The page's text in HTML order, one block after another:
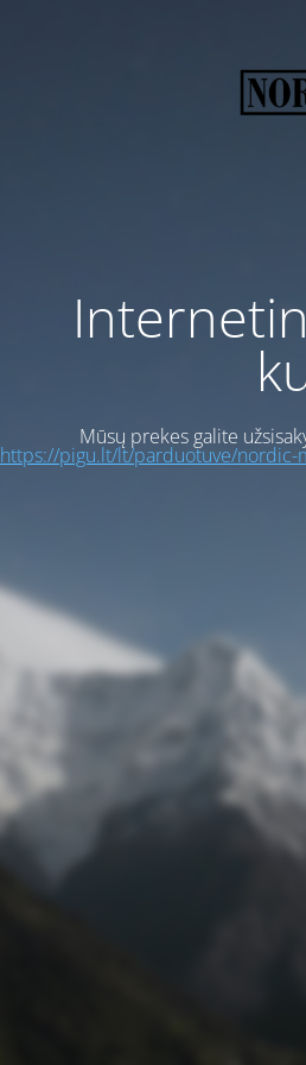
Mūsų prekes galite
https://pigu.lt/lt/parduotuve/nordic-